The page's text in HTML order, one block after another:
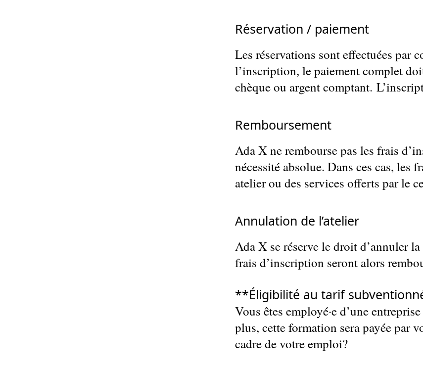
Réservation / paiement
Les réservations sont effectuées par
l’inscription, le paiement complet
chèque ou argent comptant.
Remboursement
Ada X ne rembourse pas les frais
nécessité absolue. Dans ces cas, les
atelier ou des services offerts par le
Annulation de l’atelier
Ada X se réserve le droit d’annuler
frais d’inscription seront alors
**Éligibilité au tarif
Vous êtes employé·e d’une
plus, cette formation sera payée par
cadre de votre emploi?